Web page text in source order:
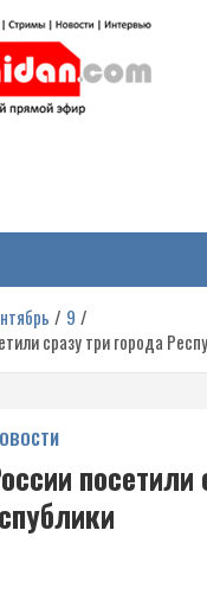
Украине, включая
9
сразу три города
посетили